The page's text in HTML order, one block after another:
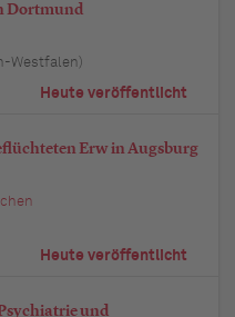
Dortmund
Westfalen)
Heute veröffentlicht
Erw in Augsburg
Heute veröffentlicht
und